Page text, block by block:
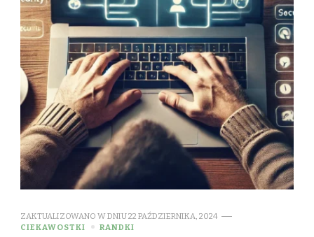
ZAKTUALIZOWANO W DNIU22 PAŹDZIERNIKA, 2024
CIEKAWOSTKI
RANDKI